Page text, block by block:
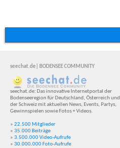
seechat.de| BODENSEE COMMUNITY
seechat.de: Das innovative Internetportal der
Bodenseeregion für Deutschland, Österreich und
der Schweiz mit aktuellen News, Events, Partys,
Gewinnspielen sowie Fotos + Videos.
» 22.500 Mitglieder
» 35.000 Beiträge
» 3.500.000 Video-Aufrufe
» 30.000.000 Foto-Aufrufe